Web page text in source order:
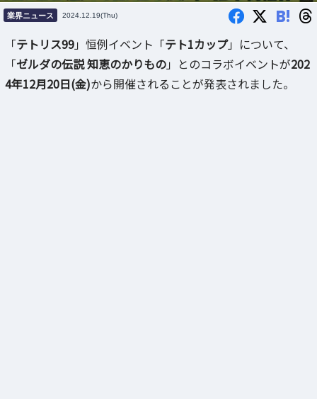
業界ニュース 2024.12.19(Thu) B!
「テトリス99」恒例イベント「テト1カップ」について、
「ゼルダの伝説 知恵のかりもの」とのコラボイベントが202
4年12月20日(金)から開催されることが発表されました。